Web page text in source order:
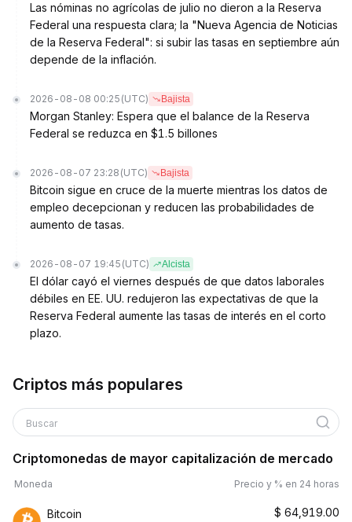
Las nóminas no agrícolas de julio no dieron a la Reserva
Federal una respuesta clara; la "Nueva Agencia de Noticias
de la Reserva Federal": si subir las tasas en septiembre aún
depende de la inflación.
2026-08-08 00:25 (UTC) Bajista
Morgan Stanley: Espera que el balance de la Reserva
Federal se reduzca en $1.5 billones
2026-08-07 23:28 (UTC) Bajista
Bitcoin sigue en cruce de la muerte mientras los datos de
empleo decepcionan y reducen las probabilidades de
aumento de tasas.
2026-08-07 19:45 (UTC) Alcista
El dólar cayó el viernes después de que datos laborales
débiles en EE. UU. redujeron las expectativas de que la
Reserva Federal aumente las tasas de interés en el corto
plazo.
Criptos más populares
Buscar
Criptomonedas de mayor capitalización de mercado
Moneda Precio y % en 24 horas
Bitcoin $ 64,919.00